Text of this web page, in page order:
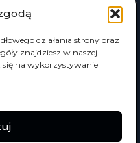
działania strony oraz
znajdziesz w naszej
się na wykorzystywanie
Kraków
zastrzeżone